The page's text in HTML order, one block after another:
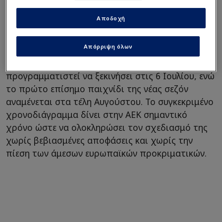
ποδοσφαιρικό επιτελείο να κινηθούν με
μεγαλύτερη άνεση και να εξετάσουν προσεκτικά
τις διαθέσιμες επιλογές.
προγραμματιστεί να ξεκινήσει στις 6 Ιουλίου, ενώ
το πρώτο επίσημο παιχνίδι της νέας σεζόν
αναμένεται στα τέλη Αυγούστου. Το συγκεκριμένο
χρονοδιάγραμμα δίνει στην ΑΕΚ σημαντικό
χρόνο ώστε να ολοκληρώσει τον σχεδιασμό της
χωρίς βεβιασμένες αποφάσεις και χωρίς την
πίεση των άμεσων ευρωπαϊκών προκριματικών.
Απόρριψη όλων
Αποδοχή